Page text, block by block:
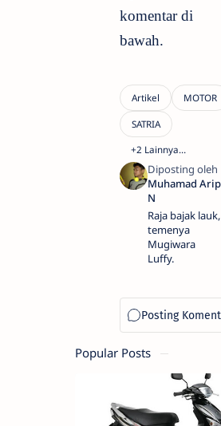
komentar di
bawah.
Raja bajak lauk,
temenya
Mugiwara
Luffy.
Popular Posts